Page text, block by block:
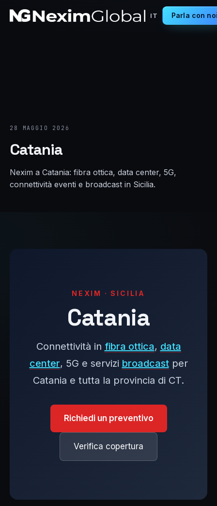
IT Parla con
28 MAGGIO 2026
Catania
Nexim a Catania: fibra ottica, data center, 5G,
connettività eventi e broadcast in Sicilia.
NEXIM · SICILIA
Catania
Connettività in fibra ottica, data
center, 5G e servizi broadcastper
Catania e tutta la provincia di CT.
Richiedi un preventivo
Verifica copertura